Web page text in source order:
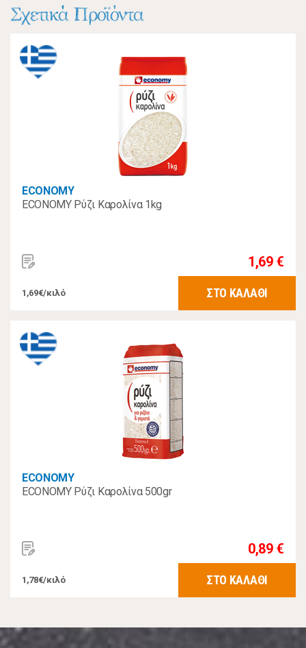
Σχετικά Προϊόντα
ECONOMY
ECONOMY Ρύζι Καρολίνα 1kg
1,69 €
1,69€/κιλό ΣΤΟ ΚΑΛΑΘΙ
ECONOMY
ECONOMY Ρύζι Καρολίνα 500gr
0,89 €
1,78€/κιλό ΣΤΟ ΚΑΛΑΘΙ